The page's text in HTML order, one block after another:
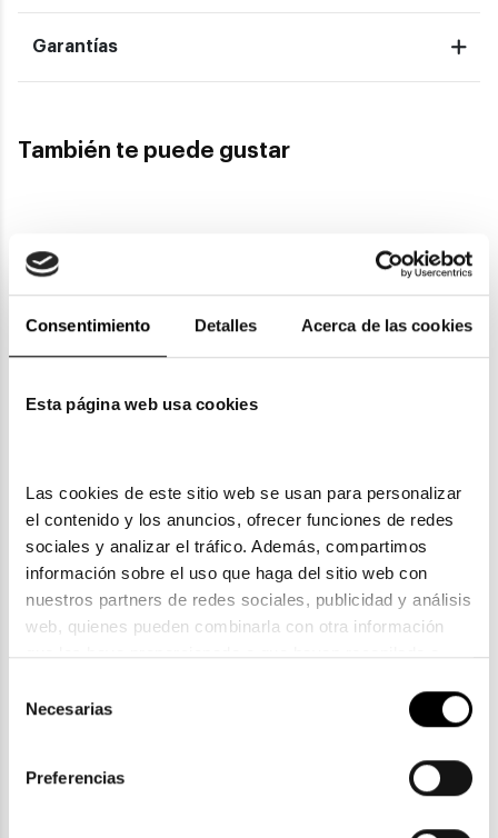
Consentimiento Detalles Acerca de las cookies
Esta página web usa cookies
Las cookies de este sitio web se usan para personalizar
el contenido y los anuncios, ofrecer funciones de redes
sociales y analizar el tráfico. Además, compartimos
información sobre el uso que haga del sitio web con
nuestros partners de redes sociales, publicidad y análisis
web, quienes pueden combinarla con otra información
que les haya proporcionado o que hayan recopilado a
la política de privacidad en el siguiente
. Consulta
Necesarias
Preferencias
Garantías
También te puede gustar
CARRERA CA 361
110,55€
2 colores
CARRERA CA 360
Carrera
91,25€
3 colores
Carrera
CARRERA CA 8915
Carrera
110,55€